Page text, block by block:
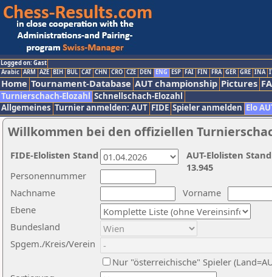
Logged on: Gast
Arabic ARM AZE BIH BUL CAT CHN CRO CZE DEN ENG ESP FAI FIN FRA GER GRE INA
Home Tournament-Database AUT championship Pictures
Turnierschach-Elozahl Schnellschach-Elozahl
Allgemeines Turnier anmelden: AUT FIDE Spieler anmelden Elo
Willkommen bei den offiziellen
Nachname
Vorname
Ebene
Personennummer
Bundesland
Spgem./Kreis/Verein
Nur "österreichische" Spieler
AUT-Elolisten
13.945
FIDE-Elolisten Stand